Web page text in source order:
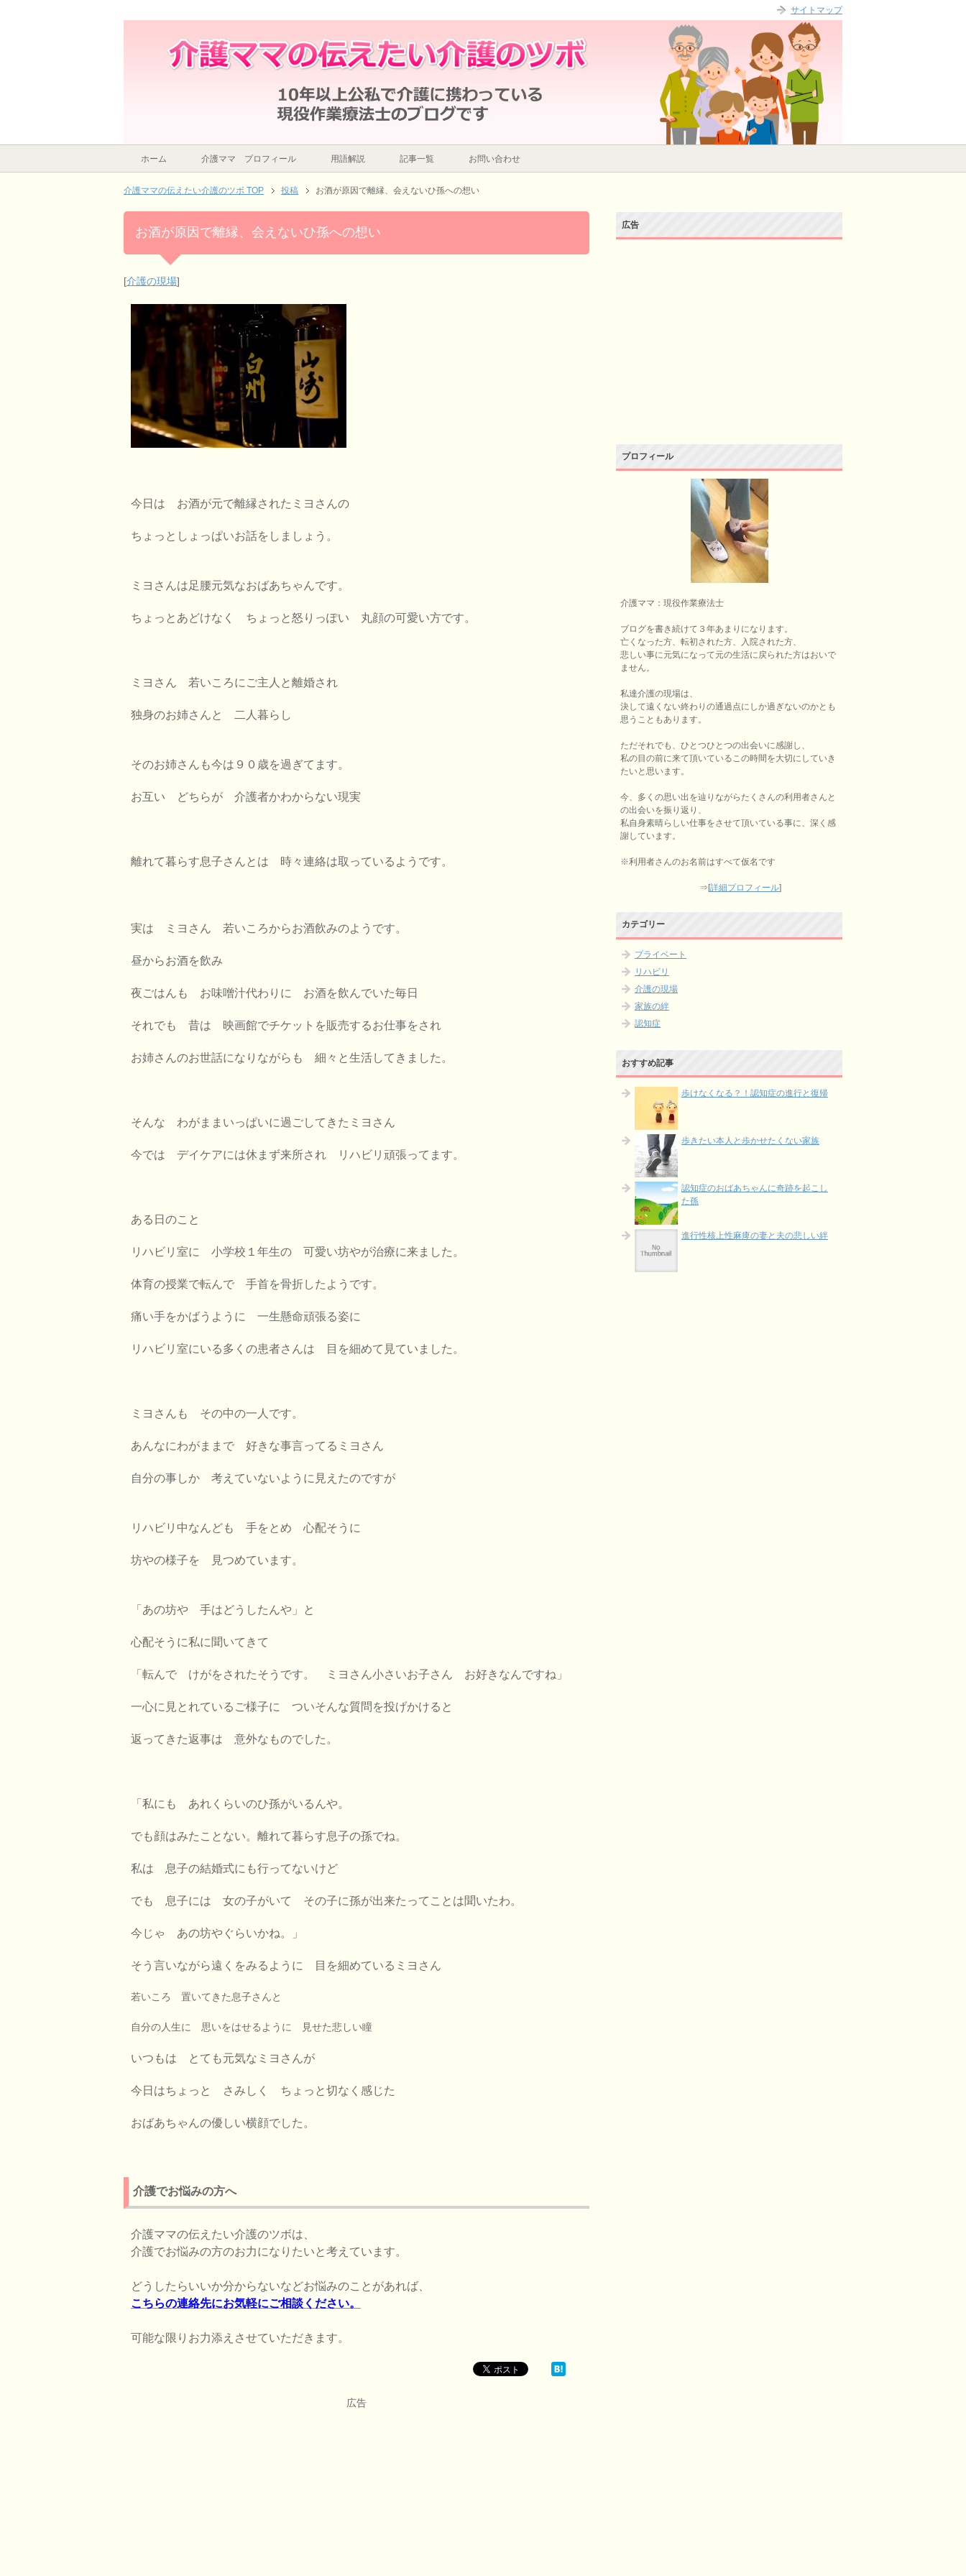
ホーム 介護ママ プロフィール 用語解説 記事一覧 お問い合わせ
介護ママの伝えたい介護のツボ TOP 投稿 お酒が原因で離縁、会えないひ孫への想い
お酒が原因で離縁、会えないひ孫への想い
[介護の現場]
今日は お酒が元で離縁された ミヨさんの
ちょっとしょっぱいお話をしましょう。
ミヨさんは足腰元気なおばあちゃんです。
ちょっとあどけなく ちょっと怒りっぽい 丸顔の可愛い方です。
ミヨさん 若いころにご主人と離婚され
独身のお姉さんと 二人暮らし
そのお姉さんも今は９０歳を過ぎてます。
お互い どちらが 介護者かわからない現実
離れて暮らす息子さんとは 時々連絡は取っているようです。
実は ミヨさん 若いころからお酒飲みのようです。
昼からお酒を飲み
夜ごはんも お味噌汁代わりに お酒を飲んでいた毎日
それでも 昔は 映画館でチケットを販売するお仕事をされ
お姉さんのお世話になりながらも 細々と生活してきました。
そんな わがままいっぱいに過ごしてきたミヨさん
今では デイケアには休まず来所され リハビリ頑張ってます。
ある日のこと
リハビリ室に 小学校１年生の 可愛い坊やが治療に来ました。
体育の授業で転んで 手首を骨折したようです。
痛い手をかばうように 一生懸命頑張る姿に
リハビリ室にいる多くの患者さんは 目を細めて見ていました。
ミヨさんも その中の一人です。
あんなにわがままで 好きな事言ってるミヨさん
自分の事しか 考えていないように見えたのですが
リハビリ中なんども 手をとめ 心配そうに
坊やの様子を 見つめています。
「あの坊や 手はどうしたんや」と
心配そうに私に聞いてきて
「転んで けがをされたそうです。 ミヨさん小さいお子さん お好きなんですね」
一心に見とれているご様子に ついそんな質問を投げかけると
返ってきた返事は 意外なものでした。
「私にも あれくらいのひ孫がいるんや。
でも顔はみたことない。離れて暮らす息子の孫でね。
私は 息子の結婚式にも行ってないけど
でも 息子には 女の子がいて その子に孫が出来たってことは聞いたわ。
今じゃ あの坊やぐらいかね。」
そう言いながら遠くをみるように 目を細めているミヨさん
若いころ 置いてきた息子さんと
自分の人生に 思いをはせるように 見せた悲しい瞳
いつもは とても元気なミヨさんが
今日はちょっと さみしく ちょっと切なく感じた
おばあちゃんの優しい横顔でした。
介護でお悩みの方へ
介護ママの伝えたい介護のツボは、
介護でお悩みの方のお力になりたいと考えています。
どうしたらいいか分からないなどお悩みのことがあれば、
こちらの連絡先にお気軽にご相談ください。
可能な限りお力添えさせていただきます。
広告
広告
プロフィール
介護ママ：現役作業療法士
ブログを書き続けて３年あまりになります。
亡くなった方、転初された方、入院された方、
悲しい事に元気になって元の生活に戻られた方はおいで
ません。
私達介護の現場は、
決して遠くない終わりの通過点にしか過ぎないのかとも
思うこともあります。
ただそれでも、ひとつひとつの出会いに感謝し、
私の目の前に来て頂いているこの時間を大切にしていき
たいと思います。
今、多くの思い出を辿りながらたくさんの利用者さんと
の出会いを振り返り、
私自身素晴らしい仕事をさせて頂いている事に、深く感
謝しています。
※利用者さんのお名前はすべて仮名です
⇒[詳細プロフィール]
カテゴリー
プライベート
リハビリ
介護の現場
家族の絆
認知症
おすすめ記事
歩けなくなる？！認知症の進行と復帰
歩きたい本人と歩かせたくない家族
認知症のおばあちゃんに奇跡を起こし
た孫
進行性核上性麻痺の妻と夫の悲しい絆
サイトマップ